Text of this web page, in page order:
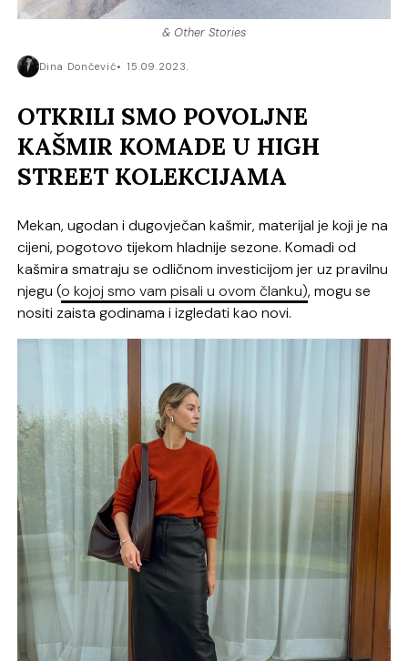
& Other Stories
Dina Dončević 15.09.2023.
OTKRILI SMO POVOLJNE
KAŠMIR KOMADE U HIGH
STREET KOLEKCIJAMA
Mekan, ugodan i dugovječan kašmir, materijal je koji je na
cijeni, pogotovo tijekom hladnije sezone. Komadi od
kašmira smatraju se odličnom investicijom jer uz pravilnu
njegu (o kojoj smo vam pisali u ovom članku), mogu se
nositi zaista godinama i izgledati kao novi.